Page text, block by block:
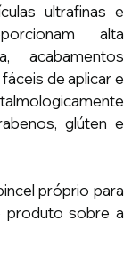
ultrafinas e
alta
acabamentos
de aplicar e
glúten e
próprio para
produto sobre a